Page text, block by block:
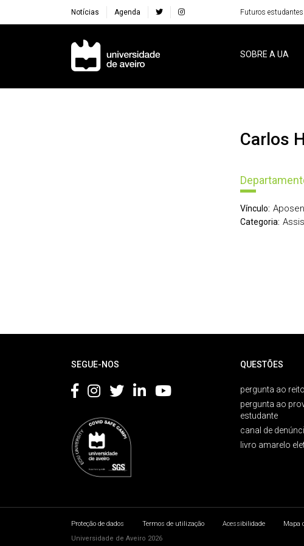
Notícias Agenda Futuros estudantes
Navegação Principal
SOBRE A UA
Carlos
Vínculo:
Categoria:
SEGUE-NOS QUESTÕES
pergunta ao
pergunta ao
estudante
canal de
livro amarelo
Proteção de dados Termos de utilização Acessibilidade
Mapa
Universidade de Aveiro 2026